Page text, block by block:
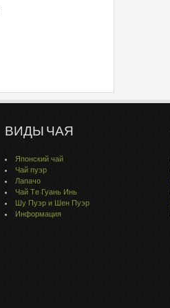
ВИДЫ ЧАЯ
Японский чай
Чай пуэр
Лапачо
Чай Тe Гуaнь Инь
Шу Пуэр и Шен Пуэр
Информация